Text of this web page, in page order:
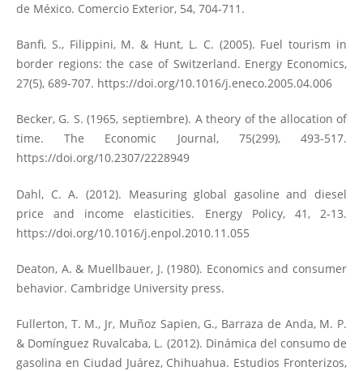
de México. Comercio Exterior, 54, 704-711.
Banfi, S., Filippini, M. & Hunt, L. C. (2005). Fuel tourism in
border regions: the case of Switzerland. Energy Economics,
27(5), 689-707. https://doi.org/10.1016/j.eneco.2005.04.006
Becker, G. S. (1965, septiembre). A theory of the allocation of
time. The Economic Journal, 75(299), 493-517.
https://doi.org/10.2307/2228949
Dahl, C. A. (2012). Measuring global gasoline and diesel
price and income elasticities. Energy Policy, 41, 2-13.
https://doi.org/10.1016/j.enpol.2010.11.055
Deaton, A. & Muellbauer, J. (1980). Economics and consumer
behavior. Cambridge University press.
Fullerton, T. M., Jr, Muñoz Sapien, G., Barraza de Anda, M. P.
& Domínguez Ruvalcaba, L. (2012). Dinámica del consumo de
gasolina en Ciudad Juárez, Chihuahua. Estudios Fronterizos,